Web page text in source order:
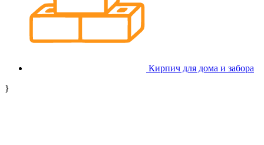
Кирпич для дома и забора
}